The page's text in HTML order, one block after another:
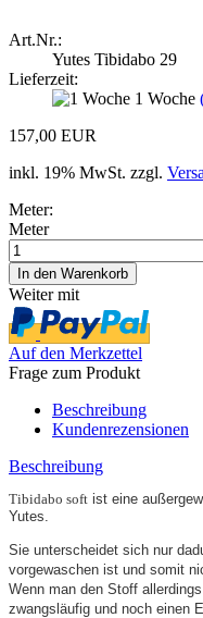
Art.Nr.:
Yutes Tibidabo 29
Lieferzeit:
1 Woche
157,00 EUR
inkl. 19% MwSt. zzgl.
Meter:
Meter
Weiter mit
Auf den Merkzettel
Frage zum Produkt
Beschreibung
Kundenrezensionen
Beschreibung
Tibidabo soft ist eine
Yutes.
Sie unterscheidet sich nur
vorgewaschen ist und somit
Wenn man den Stoff
zwangsläufig und noch einen